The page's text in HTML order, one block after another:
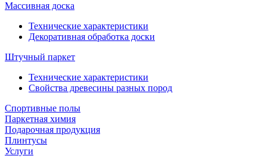
Массивная доска
Технические характеристики
Декоративная обработка доски
Штучный паркет
Технические характеристики
Свойства древесины разных пород
Спортивные полы
Паркетная химия
Подарочная продукция
Плинтусы
Услуги